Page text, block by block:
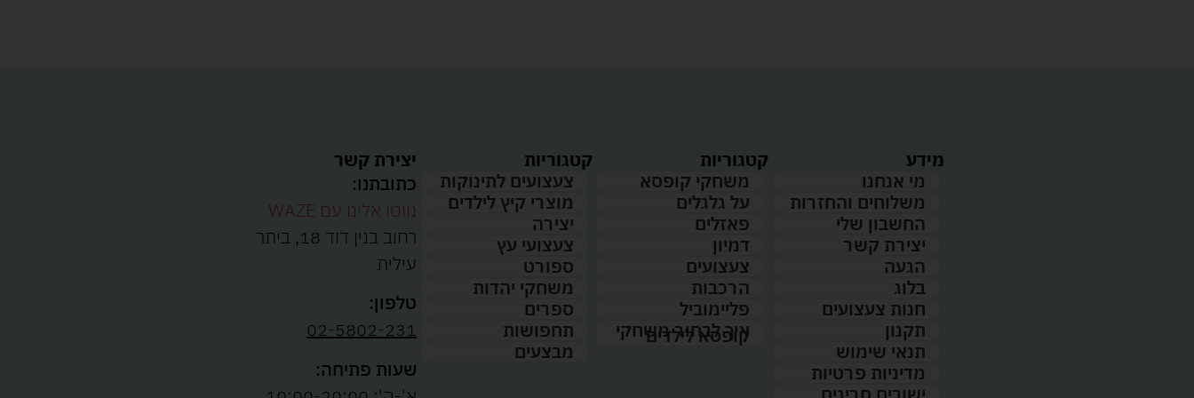
מידע
מי אנחנו
משלוחים והחזרות
החשבון שלי
יצירת קשר
הגעה
בלוג
חנות צעצועים
תקנון
תנאי שימוש
מדיניות פרטיות
קטגוריות
משחקי קופסא
על גלגלים
פאזלים
דמיון
צעצועים
הרכבות
פליימוביל
איך לבחור משחקי
קופסא לילדים
קטגוריות
צעצועים לתינוקות
מוצרי קיץ לילדים
יצירה
צעצועי עץ
ספורט
משחקי יהדות
ספרים
תחפושות
מבצעים
יצירת קשר
כתובתנו:
נווטו אלינו עם WAZE
רחוב בנין דוד 18, ביתר
עילית
טלפון:
02-5802-231
שעות פתיחה: